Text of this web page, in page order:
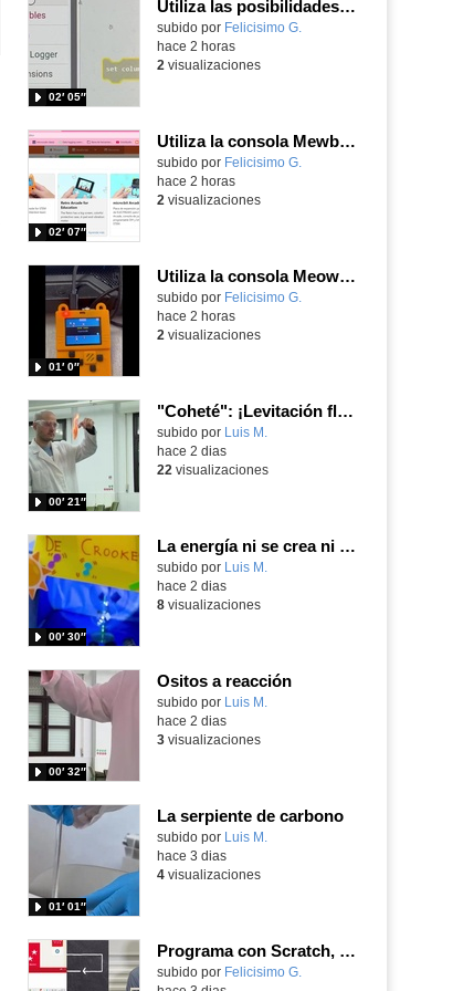
pantalla
Utiliza las posibilidades de tu microbit programando com MakeCode para medir temperatura y nivel de luz con Datalogger
Contenido educativo.
subido por Felicisimo G.
02′ 05″
hace 2 horas
2 visualizaciones
Utiliza la consola Mewbit de Kittenbot para llevar tus juegos arcade de MakeCode a tu mano
Contenido educativo.
subido por Felicisimo G.
02′ 07″
hace 2 horas
2 visualizaciones
Utiliza la consola Meowbit de KIttenbot para jugar con tus programas MakeCode Arcade
Contenido educativo.
subido por Felicisimo G.
01′ 0″
hace 2 horas
2 visualizaciones
"Coheté": ¡Levitación flamígera!
Contenido educativo.
subido por Luis M.
00′ 21″
hace 2 dias
22 visualizaciones
La energía ni se crea ni se destruye... ¡se experimenta! El Tierno en la Feria Madrid es Ciencia 2026
Contenido educativo.
subido por Luis M.
00′ 30″
hace 2 dias
8visualizaciones
Ositos a reacción
Contenido educativo.
subido por Luis M.
00′ 32″
hace 2 dias
3visualizaciones
La serpiente de carbono
Contenido educativo.
subido por Luis M.
01′ 01″
hace 3 dias
4visualizaciones
Programa con Scratch, 8 diferentes juegos para vivir la emoción de los partidos de España en el mundial 2026
Contenido educativo.
subido por Felicisimo G.